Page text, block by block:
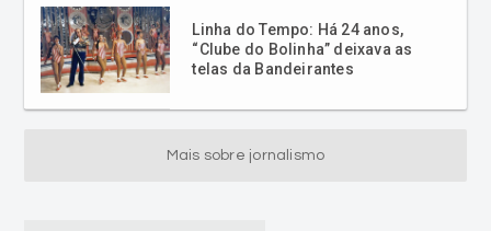
Linha do Tempo: Há 24 anos,
“Clube do Bolinha” deixava as
telas da Bandeirantes
Mais sobre jornalismo